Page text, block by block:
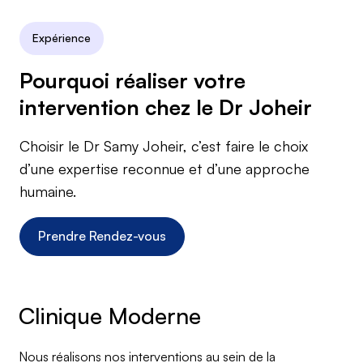
Expérience
Pourquoi réaliser votre
intervention chez le Dr Joheir
Choisir le Dr Samy Joheir, c’est faire le choix
d’une expertise reconnue et d’une approche
humaine.
Prendre Rendez-vous
Clinique Moderne
Nous réalisons nos interventions au sein de la